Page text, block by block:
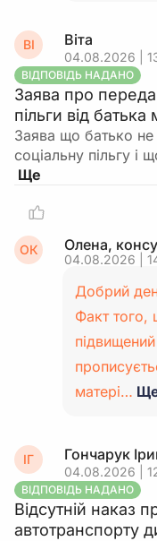
ВІ Віта
04.08.2026 |
ВІДПОВІДЬ НАДАНО
Заява про
пільги від батька
Заява що батько не
соціальну пільгу і
ОК Олена,
04.08.2026 |
Добрий
Факт того,
матері…
ІГ Гончарук
04.08.2026 |
ВІДПОВІДЬ НАДАНО
Відсутній наказ
автотранспорту